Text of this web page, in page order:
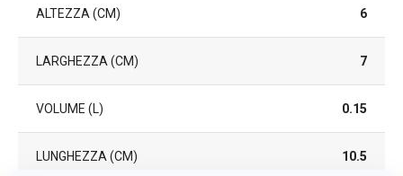
ALTEZZA (CM) 6
LARGHEZZA (CM) 7
VOLUME (L) 0.15
LUNGHEZZA (CM) 10.5